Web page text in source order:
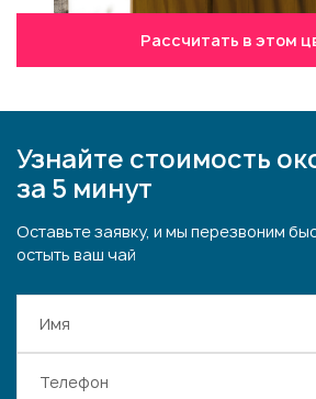
Рассчитать в этом
Узнайте стоимость
за 5 минут
Оставьте заявку, и мы перезвоним
остыть ваш чай